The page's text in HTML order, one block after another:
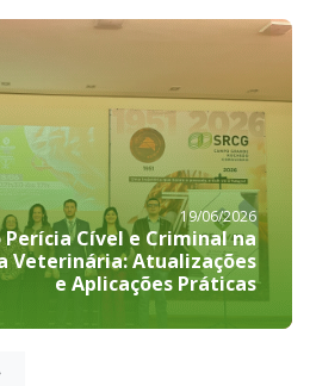
19/06/2026
Perícia Cível e Criminal na
Veterinária: Atualizações
e Aplicações Práticas